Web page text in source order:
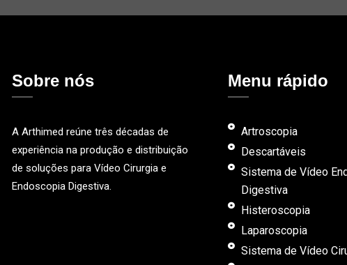
Sobre nós
A Arthimed reúne três décadas de
experiência na produção e distribuição
de soluções para Vídeo Cirurgia e
Endoscopia Digestiva.
Menu rápido
Artroscopia
Descartáveis
Sistema de Vídeo
Digestiva
Histeroscopia
Laparoscopia
Sistema de Vídeo